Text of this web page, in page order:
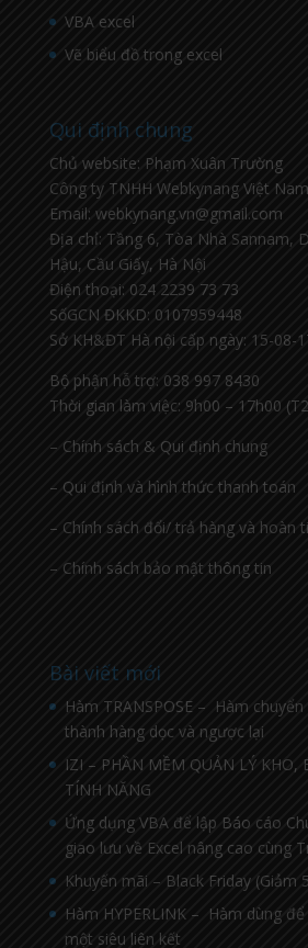
VBA excel
Vẽ biểu đồ trong excel
Qui định chung
Chủ website: Phạm Xuân Trường
Công ty TNHH Webkynang Việt Nam
Email: webkynang.vn@gmail.com
Địa chỉ: Tầng 6, Tòa Nhà Sannam,
Hậu, Cầu Giấy, Hà Nội
Điện thoại: 024 2239 73 73
SốGCN ĐKKD: 0107959448
Sở KH&ĐT Hà nội cấp ngày: 15-08-
Bộ phận hỗ trợ: 038 997 8430
Thời gian làm việc: 9h00 – 17h00
– Chính sách & Qui định chung
– Qui định và hình thức thanh toán
– Chính sách đổi/ trả hàng và hoàn
– Chính sách bảo mật thông tin
Bài viết mới
Hàm TRANSPOSE – Hàm
thành hàng dọc và ngược lại
IZI – PHẦN MỀM QUẢN LÝ KHO,
TÍNH NĂNG
Ứng dụng VBA để lập Báo cáo
giao lưu về Excel nâng cao cùng
Khuyến mãi – Black Friday (Giảm
Hàm HYPERLINK – Hàm dùng
một siêu liên kết